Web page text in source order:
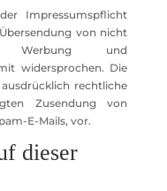
Impressumspflicht
von nicht
Werbung und
widersprochen. Die
rechtliche
Zusendung von
E-Mails, vor.
dieser